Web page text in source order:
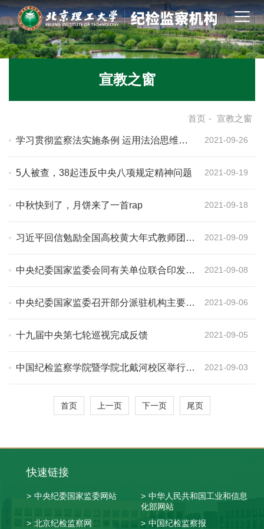
宣教之窗
首页 - 宣教之窗
学习贯彻监察法实施条例 运用法治思维法
2021-09-26
5人被查，38起违反中央八项规定精神问题 2021-09-19
中秋快到了，月饼来了一首rap 2021-09-18
习近平回信勉励全国高校黄大年式教师团队
2021-09-09
中央纪委国家监委会同有关单位联合印发
2021-09-08
中央纪委国家监委召开部分派驻机构主要负
手”和领导班子监督工作 杨晓渡主持会议并
2021-09-06
十九届中央第七轮巡视完成反馈 2021-09-05
中国纪检监察学院暨学院北戴河校区举行
2021-09-03
首页 上一页 下一页 尾页
快速链接
> 中央纪委国家监委网站 > 中华人民共和国工业和信息
化部网站
> 北京纪检监察网 > 中国纪检监察报